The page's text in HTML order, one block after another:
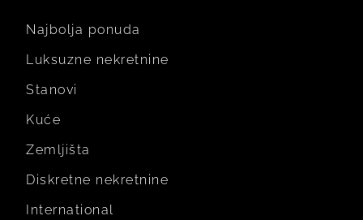
Najbolja ponuda
Luksuzne nekretnine
Stanovi
Kuće
Zemljišta
Diskretne nekretnine
International